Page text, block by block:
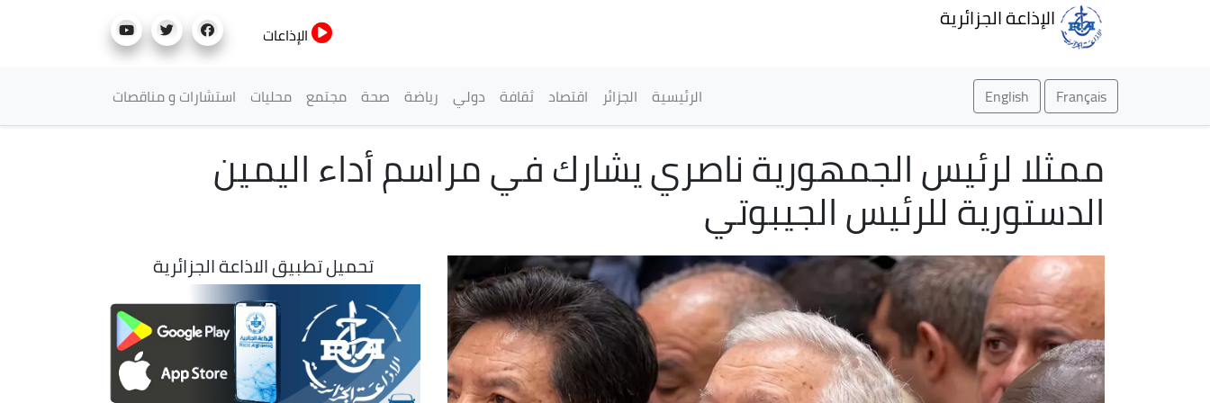
الإذاعة الجزائرية
الإذاعات
Français
English القائمة الرئيسية
الرئيسية الجزائر اقتصاد ثقافة دولي رياضة صحة مجتمع محليات استشارات و مناقصات
ممثلا لرئيس الجمهورية ناصري يشارك في مراسم أداء اليمين
الدستورية للرئيس الجيبوتي
تحميل تطبيق الاذاعة الجزائرية